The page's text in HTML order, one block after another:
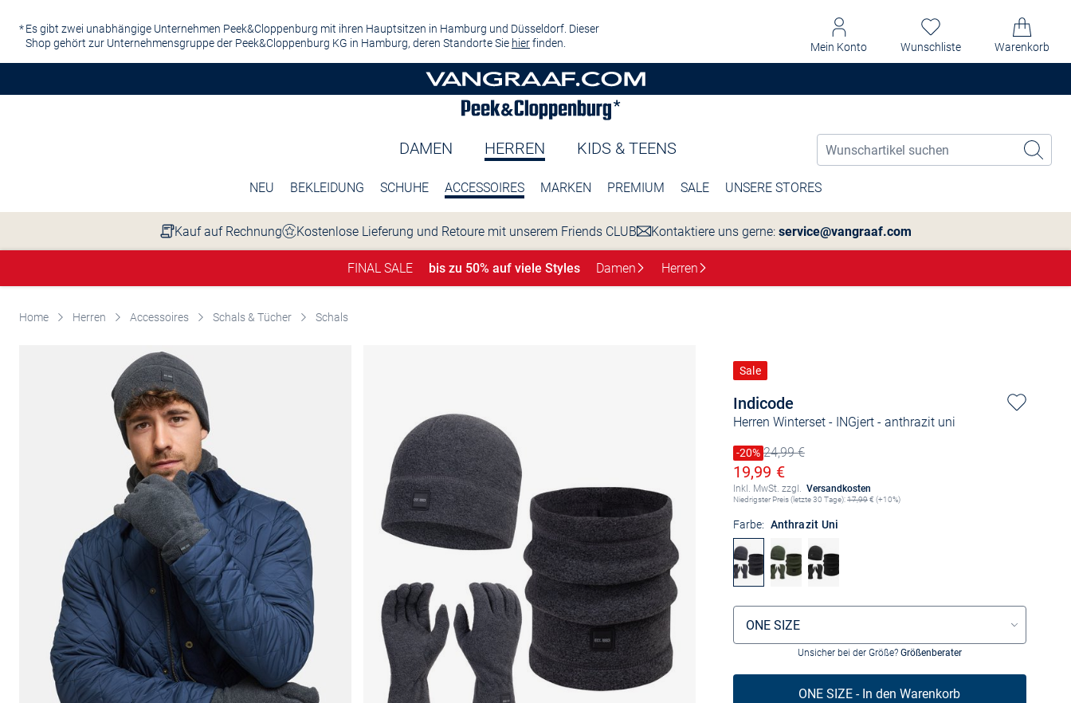
Es gibt zwei unabhängige Unternehmen Peek&Cloppenburg mit ihren Hauptsitzen in Hamburg und Düsseldorf. Dieser
Shop gehört zur Unternehmensgruppe der Peek&Cloppenburg KG in Hamburg, deren Standorte Sie hierfinden. Mein Konto Wunschliste Warenkorb
DAMEN HERREN KIDS & TEENS
NEU BEKLEIDUNG SCHUHE ACCESSOIRES MARKEN PREMIUM SALE UNSERE STORES
Kauf auf Rechnung Kostenlose Lieferung und Retoure mit unserem Friends CLUB Kontaktiere uns gerne: service@vangraaf.com
FINAL SALE bis zu 50% auf viele Styles Damen Herren
Home Herren Accessoires Schals & Tücher Schals
Indicode
Herren Winterset - INGjert- anthrazit uni
Sale
Preis reduziert um
-20%
Alter Preis24,99 €
Ermäßigter Preis
19,99 €
Inkl. MwSt. zzgl. Versandkosten
Niedrigster Preis (letzte 30 Tage):17,99€ (+10%)
Farbe: Anthrazit Uni
Größenauswahl
ONE SIZE
Unsicher bei der Größe? Größenberater
ONE SIZE - In den Warenkorb